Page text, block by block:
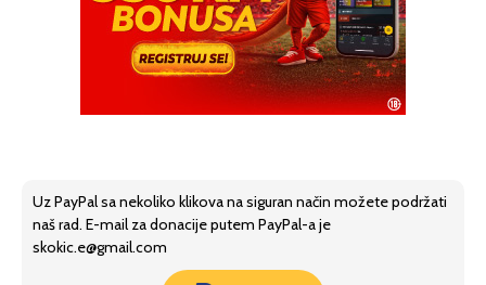
Uz PayPal sa nekoliko klikova na siguran način možete podržati
naš rad. E-mail za donacije putem PayPal-a je
skokic.e@gmail.com